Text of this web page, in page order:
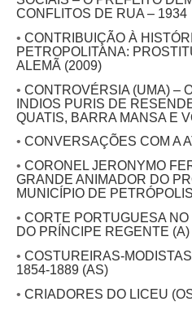
CONFLITOS DE RUA – 1934
• CONTRIBUIÇÃO À
PETROPOLITANA:
ALEMÃ (2009)
• CONTROVÉRSIA (UMA) –
INDIOS PURIS DE
QUATIS, BARRA MANSA E
• CONVERSAÇÕES COM A
• CORONEL JERONYMO
GRANDE ANIMADOR DO
MUNICÍPIO DE PETRÓPOLIS
• CORTE PORTUGUESA
DO PRÍNCIPE REGENTE (A)
• COSTUREIRAS-
1854-1889 (AS)
• CRIADORES DO LICEU